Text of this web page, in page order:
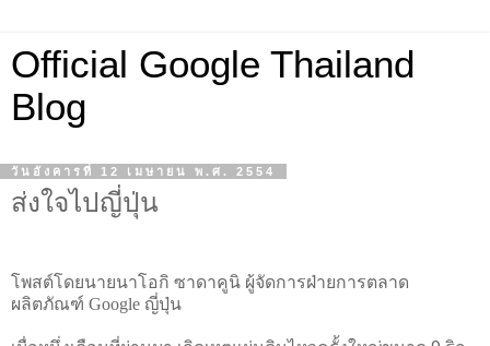
Official Google Thailand
Blog
วันอังคารที่ 12 เมษายน พ.ศ. 2554
ส่งใจไปญี่ปุ่น
โพสต์โดยนายนาโอกิ ซาดาคูนิ ผู้จัดการฝ่ายการตลาด
ผลิตภัณฑ์ Google ญี่ปุ่น